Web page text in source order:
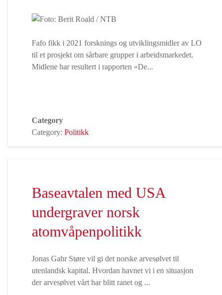
Fafo fikk i 2021 forsknings og utviklingsmidler av LO
til et prosjekt om sårbare grupper i arbeidsmarkedet.
Midlene har resultert i rapporten «De...
Category
Category: Politikk
Baseavtalen med USA
undergraver norsk
atomvåpenpolitikk
Jonas Gahr Støre vil gi det norske arvesølvet til
utenlandsk kapital. Hvordan havnet vi i en situasjon
der arvesølvet vårt har blitt ranet og ...